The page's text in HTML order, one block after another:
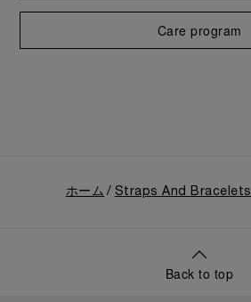
Care program
ホーム Straps And Bracelets
Back to top